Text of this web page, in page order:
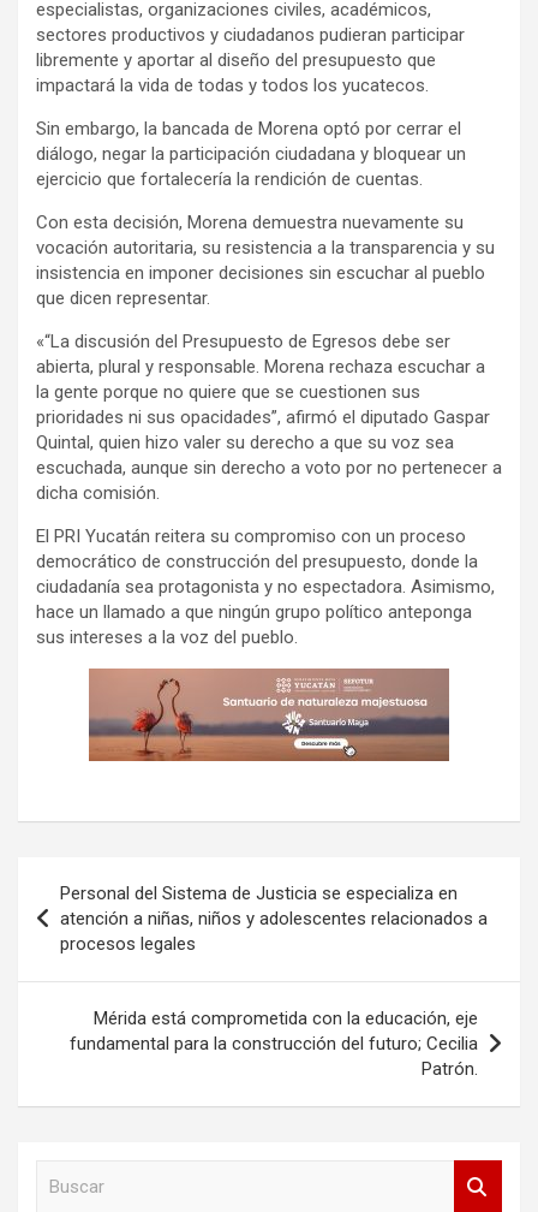
especialistas, organizaciones civiles, académicos,
sectores productivos y ciudadanos pudieran participar
libremente y aportar al diseño del presupuesto que
impactará la vida de todas y todos los yucatecos.
Sin embargo, la bancada de Morena optó por cerrar el
diálogo, negar la participación ciudadana y bloquear un
ejercicio que fortalecería la rendición de cuentas.
Con esta decisión, Morena demuestra nuevamente su
vocación autoritaria, su resistencia a la transparencia y su
insistencia en imponer decisiones sin escuchar al pueblo
que dicen representar.
«“La discusión del Presupuesto de Egresos debe ser
abierta, plural y responsable. Morena rechaza escuchar a
la gente porque no quiere que se cuestionen sus
prioridades ni sus opacidades”, afirmó el diputado Gaspar
Quintal, quien hizo valer su derecho a que su voz sea
escuchada, aunque sin derecho a voto por no pertenecer a
dicha comisión.
El PRI Yucatán reitera su compromiso con un proceso
democrático de construcción del presupuesto, donde la
ciudadanía sea protagonista y no espectadora. Asimismo,
hace un llamado a que ningún grupo político anteponga
sus intereses a la voz del pueblo.
de
entradas
Personal del Sistema de Justicia se especializa en
atención a niñas, niños y adolescentes relacionados a
procesos legales
Mérida está comprometida con la educación, eje
fundamental para la construcción del futuro; Cecilia
Patrón.